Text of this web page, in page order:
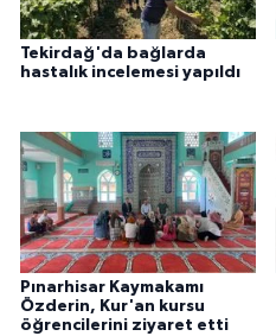
Tekirdağ'da bağlarda
hastalık incelemesi yapıldı
Pınarhisar Kaymakamı
Özderin, Kur'an kursu
öğrencilerini ziyaret etti